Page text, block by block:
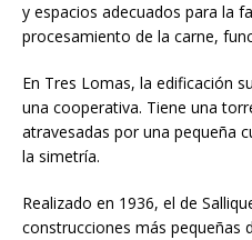
y espacios adecuados para la
procesamiento de la carne,
En Tres Lomas, la edificación
una cooperativa. Tiene una
atravesadas por una pequeña
la simetría.
Realizado en 1936, el de
construcciones más pequeñas